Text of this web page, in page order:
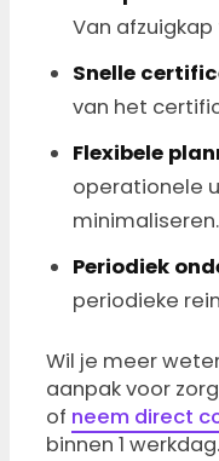
Van
Snelle
van het
Flexibele
operationele
minimaliseren.
Periodiek
periodieke
Wil je meer
aanpak voor
of neem direct
binnen 1 werkdag.